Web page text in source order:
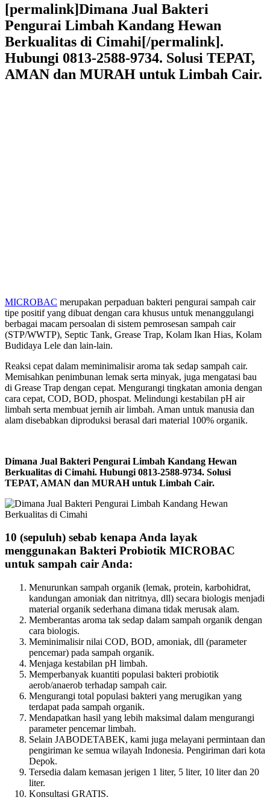
[permalink]Dimana Jual Bakteri
Pengurai Limbah Kandang Hewan
Berkualitas di Cimahi[/permalink].
Hubungi 0813-2588-9734. Solusi TEPAT,
AMAN dan MURAH untuk Limbah Cair.
MICROBAC merupakan perpaduan bakteri pengurai sampah cair
tipe positif yang dibuat dengan cara khusus untuk menanggulangi
berbagai macam persoalan di sistem pemrosesan sampah cair
(STP/WWTP), Septic Tank, Grease Trap, Kolam Ikan Hias, Kolam
Budidaya Lele dan lain-lain.
Reaksi cepat dalam meminimalisir aroma tak sedap sampah cair.
Memisahkan penimbunan lemak serta minyak, juga mengatasi bau
di Grease Trap dengan cepat. Mengurangi tingkatan amonia dengan
cara cepat, COD, BOD, phospat. Melindungi kestabilan pH air
limbah serta membuat jernih air limbah. Aman untuk manusia dan
alam disebabkan diproduksi berasal dari material 100% organik.
Dimana Jual Bakteri Pengurai Limbah Kandang Hewan
Berkualitas di Cimahi. Hubungi 0813-2588-9734. Solusi
TEPAT, AMAN dan MURAH untuk Limbah Cair.
10 (sepuluh) sebab kenapa Anda layak
menggunakan Bakteri Probiotik MICROBAC
untuk sampah cair Anda:
Menurunkan sampah organik (lemak, protein, karbohidrat,
kandungan amoniak dan nitritnya, dll) secara biologis menjadi
material organik sederhana dimana tidak merusak alam.
Memberantas aroma tak sedap dalam sampah organik dengan
cara biologis.
Meminimalisir nilai COD, BOD, amoniak, dll (parameter
pencemar) pada sampah organik.
Menjaga kestabilan pH limbah.
Memperbanyak kuantiti populasi bakteri probiotik
aerob/anaerob terhadap sampah cair.
Mengurangi total populasi bakteri yang merugikan yang
terdapat pada sampah organik.
Mendapatkan hasil yang lebih maksimal dalam mengurangi
parameter pencemar limbah.
Selain JABODETABEK, kami juga melayani permintaan dan
pengiriman ke semua wilayah Indonesia. Pengiriman dari kota
Depok.
Tersedia dalam kemasan jerigen 1 liter, 5 liter, 10 liter dan 20
liter.
Konsultasi GRATIS.